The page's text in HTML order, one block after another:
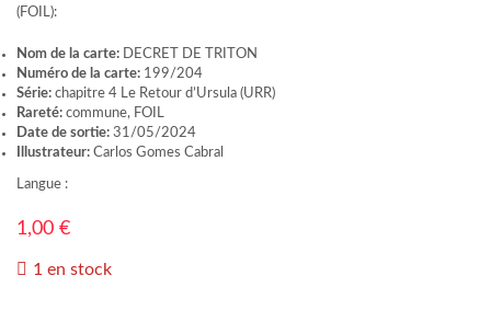
(FOIL):
Nom de la carte: DECRET DE TRITON
Numéro de la carte: 199/204
Série: chapitre 4 Le Retour d’Ursula (URR)
Rareté: commune, FOIL
Date de sortie: 31/05/2024
Illustrateur: Carlos Gomes Cabral
Langue :
1,00 €
1 en stock